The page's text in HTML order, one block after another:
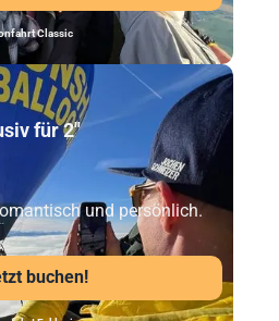
Classic
für 2"
und persönlich.
buchen!